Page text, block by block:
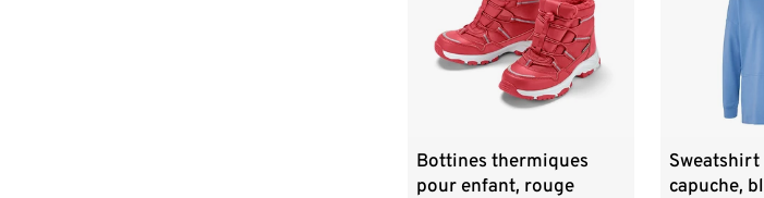
Bottines thermiques
pour enfant, rouge
Sweatshirt
capuche,